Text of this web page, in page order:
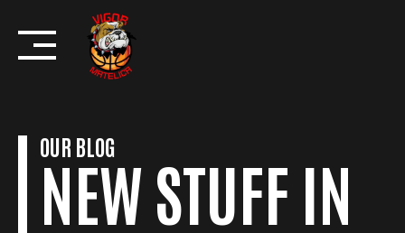
content
OUR BLOG
NEW STUFF IN